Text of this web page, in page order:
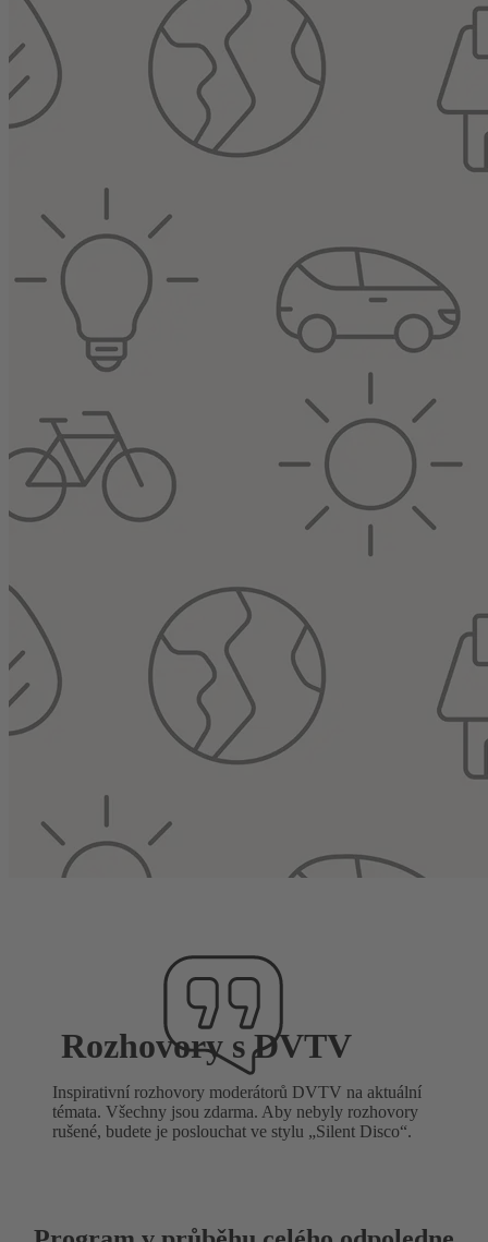
Rozhovory s DVTV
Inspirativní rozhovory moderátorů DVTV na aktuální
témata. Všechny jsou zdarma. Aby nebyly rozhovory
rušené, budete je poslouchat ve stylu „Silent Disco“.